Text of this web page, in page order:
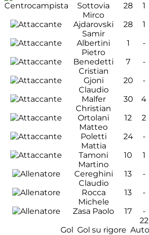
Sottovia
Mirco
28 1
Ajdarovski
Samir
28 1
Albertini
Pietro
1 -
Benedetti
Cristian
7 -
Gjoni
Claudio
20 -
Malfer
Christian
30 4
Ortolani
Matteo
12 2
Poletti
Mattia
24 -
Tamoni
Martino
10 1
Cereghini
Claudio
13 -
Rocca
Michele
13 -
Zasa Paolo
17 -
22
Gol Gol su rigore